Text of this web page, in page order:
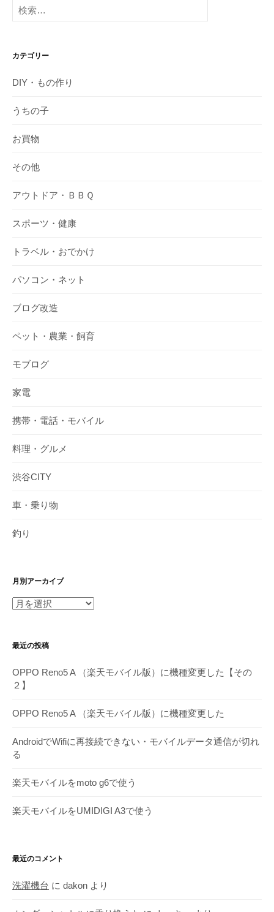
索:
カテゴリー
DIY・もの作り
うちの子
お買物
その他
アウトドア・ＢＢＱ
スポーツ・健康
トラベル・おでかけ
パソコン・ネット
ブログ改造
ペット・農業・飼育
モブログ
家電
携帯・電話・モバイル
料理・グルメ
渋谷CITY
車・乗り物
釣り
月別アーカイブ
月
ー
イ
ブ
最近の投稿
OPPO Reno5 A （楽天モバイル版）に機種変更した【その
２】
OPPO Reno5 A （楽天モバイル版）に機種変更した
AndroidでWifiに再接続できない・モバイルデータ通信が切れ
る
楽天モバイルをmoto g6で使う
楽天モバイルをUMIDIGI A3で使う
最近のコメント
洗濯機台 に dakon より